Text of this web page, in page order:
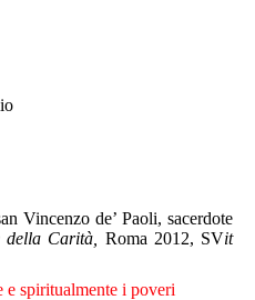
Vincenzo de’ Paoli, sacerdote
della Carità, Roma 2012, SVit
e spiritualmente i poveri